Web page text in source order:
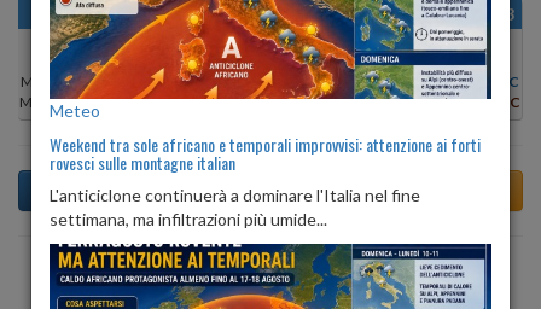
OGGI
Min:
22°C
Max:27°C
SAB 08
Min:
21°C
Max:27°C
DOM 09
Min:21°C
Max:27°C
LUN 10
Min:21°C
Max:26°C
MAR 11
Min:
21°C
Max:28°C
MER 12
Min:21°C
Max:26°C
GIO 13
Min:
21°C
Max:26°C
Previsioni del Tempo a Amandola tra 4 giorni
Meteo
Weekend tra sole africano e temporali improvvisi: attenzione ai forti
rovesci sulle montagne italian
L'anticiclone continuerà a dominare l'Italia nel fine
settimana, ma infiltrazioni più umide...